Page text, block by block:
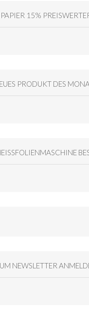
PAPIER 15%
PRODUKT DES
NEWSLETTER